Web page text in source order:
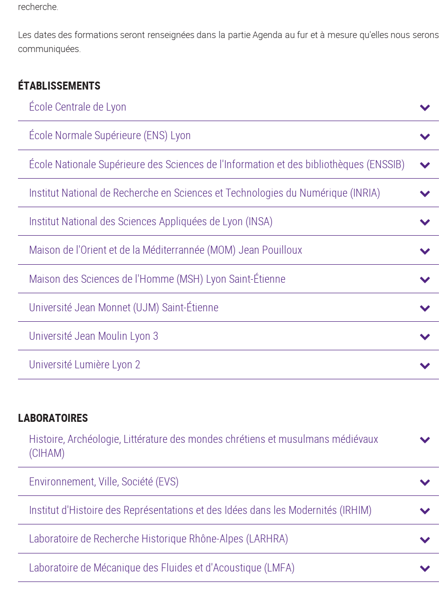
recherche.
Les dates des formations seront renseignées dans la partie Agenda au fur et à mesure qu'elles nous serons
communiquées.
ÉTABLISSEMENTS
École Centrale de Lyon
École Normale Supérieure (ENS) Lyon
École Nationale Supérieure des Sciences de l'Information et des bibliothèques (ENSSIB)
Institut National de Recherche en Sciences et Technologies du Numérique (INRIA)
Institut National des Sciences Appliquées de Lyon (INSA)
Maison de l'Orient et de la Méditerrannée (MOM) Jean Pouilloux
Maison des Sciences de l'Homme (MSH) Lyon Saint-Étienne
Université Jean Monnet (UJM) Saint-Étienne
Université Jean Moulin Lyon 3
Université Lumière Lyon 2
LABORATOIRES
Histoire, Archéologie, Littérature des mondes chrétiens et musulmans médiévaux
(CIHAM)
Environnement, Ville, Société (EVS)
Institut d'Histoire des Représentations et des Idées dans les Modernités (IRHIM)
Laboratoire de Recherche Historique Rhône-Alpes (LARHRA)
Laboratoire de Mécanique des Fluides et d'Acoustique (LMFA)